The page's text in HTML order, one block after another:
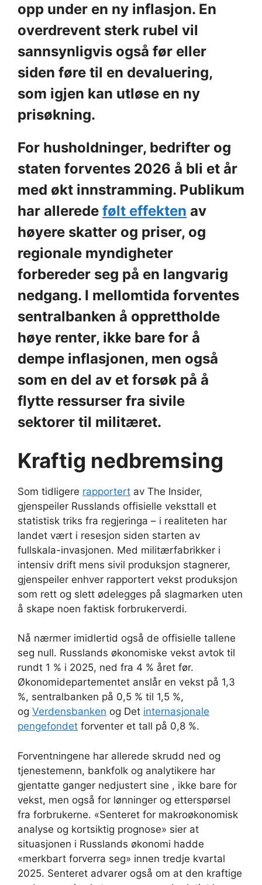
opp under en ny inflasjon. En
overdrevent sterk rubel vil
sannsynligvis også før eller
siden føre til en devaluering,
som igjen kan utløse en ny
prisøkning.
For husholdninger, bedrifter og
staten forventes 2026 å bli et år
med økt innstramming. Publikum
har allerede følt effekten av
høyere skatter og priser, og
regionale myndigheter
forbereder seg på en langvarig
nedgang. I mellomtida forventes
sentralbanken å opprettholde
høye renter, ikke bare for å
dempe inflasjonen, men også
som en del av et forsøk på å
flytte ressurser fra sivile
sektorer til militæret.
Kraftig nedbremsing
Som tidligere rapportert av The Insider,
gjenspeiler Russlands offisielle veksttall et
statistisk triks fra regjeringa – i realiteten har
landet vært i resesjon siden starten av
fullskala-invasjonen. Med militærfabrikker i
intensiv drift mens sivil produksjon stagnerer,
gjenspeiler enhver rapportert vekst produksjon
som rett og slett ødelegges på slagmarken uten
å skape noen faktisk forbrukerverdi.
Nå nærmer imidlertid også de offisielle tallene
seg null. Russlands økonomiske vekst avtok til
rundt 1 % i 2025, ned fra 4 % året før.
Økonomidepartementet anslår en vekst på 1,3
%, sentralbanken på 0,5 % til 1,5 %,
og Verdensbanken og Det internasjonale
pengefondet forventer et tall på 0,8 %.
Forventningene har allerede skrudd ned og
tjenestemenn, bankfolk og analytikere har
gjentatte ganger nedjustert sine , ikke bare for
vekst, men også for lønninger og etterspørsel
fra forbrukerne. «Senteret for makroøkonomisk
analyse og kortsiktig prognose» sier at
situasjonen i Russlands økonomi hadde
«merkbart forverra seg» innen tredje kvartal
2025. Senteret advarer også om at den kraftige